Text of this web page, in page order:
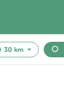
30 km